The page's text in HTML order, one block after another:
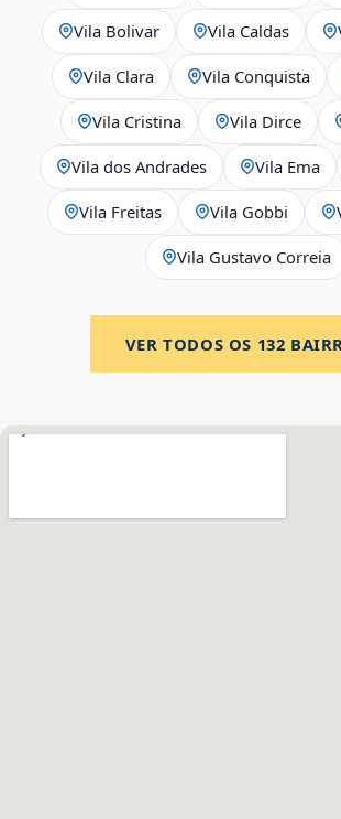
Vila Bolivar Vila Caldas
Vila Clara Vila Conquista
Vila Cristina Vila Dirce
Vila dos Andrades Vila Ema
Vila Freitas Vila Gobbi
Vila Gustavo Correia
VER TODOS OS 132